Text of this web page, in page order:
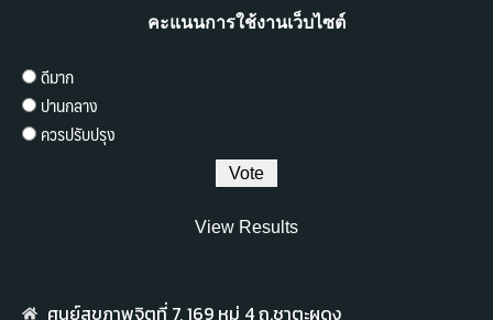
คะแนนการใช้งานเว็บไซต์
ดีมาก
ปานกลาง
ควรปรับปรุง
View Results
ศูนย์สุขภาพจิตที่ 7,​ 169 หมู่ 4 ถ.ชาตะผดุง